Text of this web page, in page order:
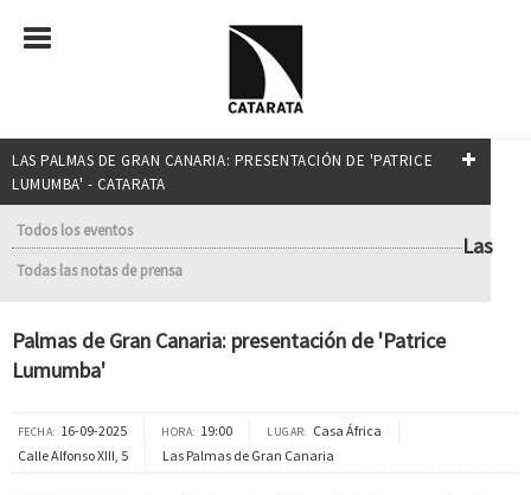
LAS PALMAS DE GRAN CANARIA: PRESENTACIÓN DE 'PATRICE
LUMUMBA' - CATARATA
Todos los eventos
Todas las notas de prensa
Las
Palmas de Gran Canaria: presentación de 'Patrice
Lumumba'
FECHA: 16-09-2025 HORA: 19:00 LUGAR: Casa África
Calle Alfonso XIII, 5
Las Palmas de Gran Canaria